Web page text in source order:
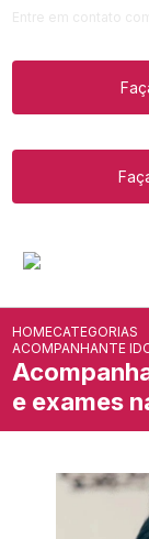
HOMECATEGORIAS
ACOMPANHANTE
e exames